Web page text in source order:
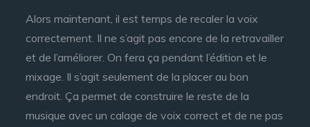
Alors maintenant, il est temps de recaler la voix
correctement. Il ne s’agit pas encore de la retravailler
et de l’améliorer. On fera ça pendant l’édition et le
mixage. Il s’agit seulement de la placer au bon
endroit. Ça permet de construire le reste de la
musique avec un calage de voix correct et de ne pas